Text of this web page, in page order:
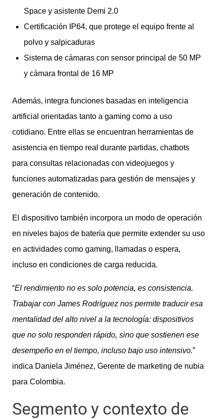
Space y asistente Demi 2.0
Certificación IP64, que protege el equipo frente al
polvo y salpicaduras
Sistema de cámaras con sensor principal de 50 MP
y cámara frontal de 16 MP
Además, integra funciones basadas en inteligencia
artificial orientadas tanto a gaming como a uso
cotidiano. Entre ellas se encuentran herramientas de
asistencia en tiempo real durante partidas, chatbots
para consultas relacionadas con videojuegos y
funciones automatizadas para gestión de mensajes y
generación de contenido.
El dispositivo también incorpora un modo de operación
en niveles bajos de batería que permite extender su uso
en actividades como gaming, llamadas o espera,
incluso en condiciones de carga reducida.
“El rendimiento no es solo potencia, es consistencia.
Trabajar con James Rodríguez nos permite traducir esa
mentalidad del alto nivel a la tecnología: dispositivos
que no solo responden rápido, sino que sostienen ese
desempeño en el tiempo, incluso bajo uso intensivo.”
indica Daniela Jiménez, Gerente de marketing de nubia
para Colombia.
Segmento y contexto de